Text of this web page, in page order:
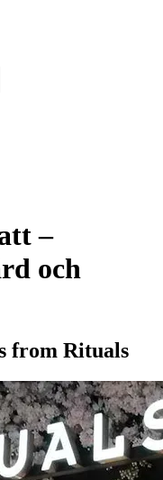
–
och
from Rituals